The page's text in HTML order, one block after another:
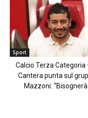
Sport
Calcio Terza Categoria
Cantera punta sul
Mazzoni: